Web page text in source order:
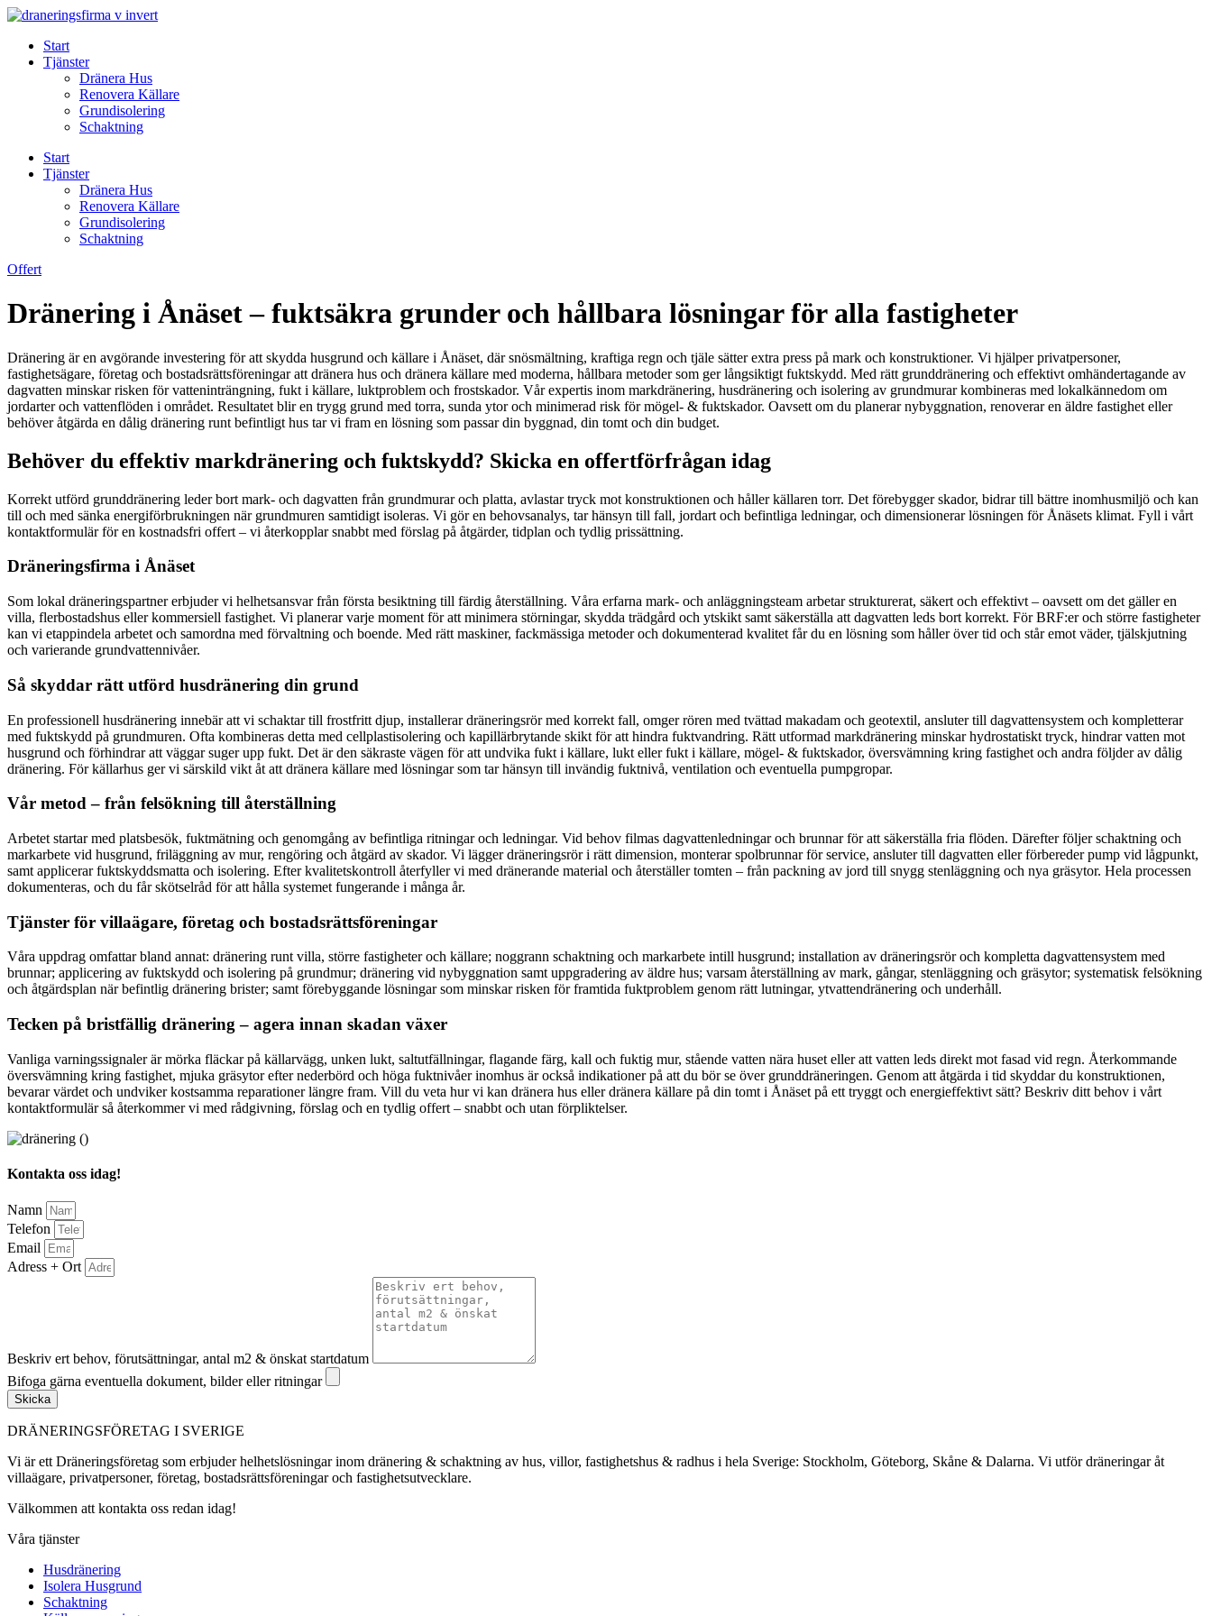
Skip
contentStart
Tjänster
Dränera Hus
Renovera Källare
Grundisolering
Schaktning
Start
Tjänster
Dränera Hus
Renovera Källare
Grundisolering
Schaktning
Offert
Dränering i Ånäset – fuktsäkra grunder och hållbara lösningar för alla fastigheter
Dränering är en avgörande investering för att skydda husgrund och källare i Ånäset, där snösmältning, kraftiga regn och tjäle sätter extra press på mark och konstruktioner. Vi hjälper privatpersoner,
fastighetsägare, företag och bostadsrättsföreningar att dränera hus och dränera källare med moderna, hållbara metoder som ger långsiktigt fuktskydd. Med rätt grunddränering och effektivt omhändertagande av
dagvatten minskar risken för vatteninträngning, fukt i källare, luktproblem och frostskador. Vår expertis inom markdränering, husdränering och isolering av grundmurar kombineras med lokalkännedom om
jordarter och vattenflöden i området. Resultatet blir en trygg grund med torra, sunda ytor och minimerad risk för mögel- & fuktskador. Oavsett om du planerar nybyggnation, renoverar en äldre fastighet eller
behöver åtgärda en dålig dränering runt befintligt hus tar vi fram en lösning som passar din byggnad, din tomt och din budget.
Behöver du effektiv markdränering och fuktskydd? Skicka en offertförfrågan idag
Korrekt utförd grunddränering leder bort mark- och dagvatten från grundmurar och platta, avlastar tryck mot konstruktionen och håller källaren torr. Det förebygger skador, bidrar till bättre inomhusmiljö och kan
till och med sänka energiförbrukningen när grundmuren samtidigt isoleras. Vi gör en behovsanalys, tar hänsyn till fall, jordart och befintliga ledningar, och dimensionerar lösningen för Ånäsets klimat. Fyll i vårt
kontaktformulär för en kostnadsfri offert – vi återkopplar snabbt med förslag på åtgärder, tidplan och tydlig prissättning.
Dräneringsfirma i Ånäset
Som lokal dräneringspartner erbjuder vi helhetsansvar från första besiktning till färdig återställning. Våra erfarna mark- och anläggningsteam arbetar strukturerat, säkert och effektivt – oavsett om det gäller en
villa, flerbostadshus eller kommersiell fastighet. Vi planerar varje moment för att minimera störningar, skydda trädgård och ytskikt samt säkerställa att dagvatten leds bort korrekt. För BRF:er och större fastigheter
kan vi etappindela arbetet och samordna med förvaltning och boende. Med rätt maskiner, fackmässiga metoder och dokumenterad kvalitet får du en lösning som håller över tid och står emot väder, tjälskjutning
och varierande grundvattennivåer.
Så skyddar rätt utförd husdränering din grund
En professionell husdränering innebär att vi schaktar till frostfritt djup, installerar dräneringsrör med korrekt fall, omger rören med tvättad makadam och geotextil, ansluter till dagvattensystem och kompletterar
med fuktskydd på grundmuren. Ofta kombineras detta med cellplastisolering och kapillärbrytande skikt för att hindra fuktvandring. Rätt utformad markdränering minskar hydrostatiskt tryck, hindrar vatten mot
husgrund och förhindrar att väggar suger upp fukt. Det är den säkraste vägen för att undvika fukt i källare, lukt eller fukt i källare, mögel- & fuktskador, översvämning kring fastighet och andra följder av dålig
dränering. För källarhus ger vi särskild vikt åt att dränera källare med lösningar som tar hänsyn till invändig fuktnivå, ventilation och eventuella pumpgropar.
Vår metod – från felsökning till återställning
Arbetet startar med platsbesök, fuktmätning och genomgång av befintliga ritningar och ledningar. Vid behov filmas dagvattenledningar och brunnar för att säkerställa fria flöden. Därefter följer schaktning och
markarbete vid husgrund, friläggning av mur, rengöring och åtgärd av skador. Vi lägger dräneringsrör i rätt dimension, monterar spolbrunnar för service, ansluter till dagvatten eller förbereder pump vid lågpunkt,
samt applicerar fuktskyddsmatta och isolering. Efter kvalitetskontroll återfyller vi med dränerande material och återställer tomten – från packning av jord till snygg stenläggning och nya gräsytor. Hela processen
dokumenteras, och du får skötselråd för att hålla systemet fungerande i många år.
Tjänster för villaägare, företag och bostadsrättsföreningar
Våra uppdrag omfattar bland annat: dränering runt villa, större fastigheter och källare; noggrann schaktning och markarbete intill husgrund; installation av dräneringsrör och kompletta dagvattensystem med
brunnar; applicering av fuktskydd och isolering på grundmur; dränering vid nybyggnation samt uppgradering av äldre hus; varsam återställning av mark, gångar, stenläggning och gräsytor; systematisk felsökning
och åtgärdsplan när befintlig dränering brister; samt förebyggande lösningar som minskar risken för framtida fuktproblem genom rätt lutningar, ytvattendränering och underhåll.
Tecken på bristfällig dränering – agera innan skadan växer
Vanliga varningssignaler är mörka fläckar på källarvägg, unken lukt, saltutfällningar, flagande färg, kall och fuktig mur, stående vatten nära huset eller att vatten leds direkt mot fasad vid regn. Återkommande
översvämning kring fastighet, mjuka gräsytor efter nederbörd och höga fuktnivåer inomhus är också indikationer på att du bör se över grunddräneringen. Genom att åtgärda i tid skyddar du konstruktionen,
bevarar värdet och undviker kostsamma reparationer längre fram. Vill du veta hur vi kan dränera hus eller dränera källare på din tomt i Ånäset på ett tryggt och energieffektivt sätt? Beskriv ditt behov i vårt
kontaktformulär så återkommer vi med rådgivning, förslag och en tydlig offert – snabbt och utan förpliktelser.
Kontakta oss idag!
Namn
Telefon
Email
Adress + Ort
Beskriv ert behov, förutsättningar, antal m2 & önskat startdatum
Bifoga gärna eventuella dokument, bilder eller ritningar
Skicka
DRÄNERINGSFÖRETAG I SVERIGE
Vi är ett Dräneringsföretag som erbjuder helhetslösningar inom dränering & schaktning av hus, villor, fastighetshus & radhus i hela Sverige: Stockholm, Göteborg, Skåne & Dalarna. Vi utför dräneringar åt
villaägare, privatpersoner, företag, bostadsrättsföreningar och fastighetsutvecklare.
Välkommen att kontakta oss redan idag!
Våra tjänster
Husdränering
Isolera Husgrund
Schaktning